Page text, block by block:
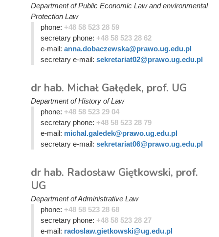
Department of Public Economic Law and environmental
Protection Law
phone: +48 58 523 28 59
secretary phone: +48 58 523 28 62
e-mail: anna.dobaczewska@prawo.ug.edu.pl
secretary e-mail: sekretariat02@prawo.ug.edu.pl
dr hab. Michał Gałędek, prof. UG
Department of History of Law
phone: +48 58 523 29 04
secretary phone: +48 58 523 28 79
e-mail: michal.galedek@prawo.ug.edu.pl
secretary e-mail: sekretariat06@prawo.ug.edu.pl
dr hab. Radosław Giętkowski, prof.
UG
Department of Administrative Law
phone: +48 58 523 28 68
secretary phone: +48 58 523 28 27
e-mail: radoslaw.gietkowski@ug.edu.pl